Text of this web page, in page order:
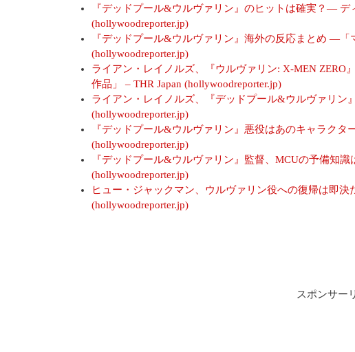
『デッドプール&ウルヴァリン』のヒットは確実？― デ
(hollywoodreporter.jp)
『デッドプール&ウルヴァリン』海外の反応まとめ ―「
(hollywoodreporter.jp)
ライアン・レイノルズ、『ウルヴァリン: X-MEN
作品」 – THR Japan (hollywoodreporter.jp)
ライアン・レイノルズ、『デッドプール&ウルヴァリ
(hollywoodreporter.jp)
『デッドプール&ウルヴァリン』悪役はあのキャラク
(hollywoodreporter.jp)
『デッドプール&ウルヴァリン』監督、MCUの予備知
(hollywoodreporter.jp)
ヒュー・ジャックマン、ウルヴァリン役への復帰は即
(hollywoodreporter.jp)
スポンサー